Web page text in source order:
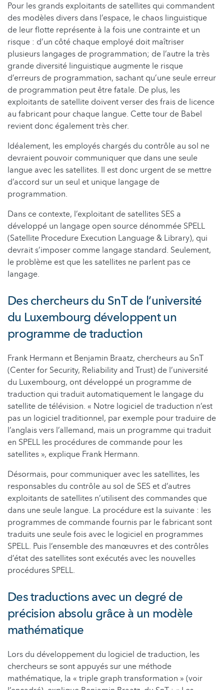
Pour les grands exploitants de satellites qui commandent
des modèles divers dans l’espace, le chaos linguistique
de leur flotte représente à la fois une contrainte et un
risque : d’un côté chaque employé doit maîtriser
plusieurs langages de programmation; de l’autre la très
grande diversité linguistique augmente le risque
d’erreurs de programmation, sachant qu’une seule erreur
de programmation peut être fatale. De plus, les
exploitants de satellite doivent verser des frais de licence
au fabricant pour chaque langue. Cette tour de Babel
revient donc également très cher.
Idéalement, les employés chargés du contrôle au sol ne
devraient pouvoir communiquer que dans une seule
langue avec les satellites. Il est donc urgent de se mettre
d’accord sur un seul et unique langage de
programmation.
Dans ce contexte, l’exploitant de satellites SES a
développé un langage open source dénommée SPELL
(Satellite Procedure Execution Language & Library), qui
devrait s’imposer comme langage standard. Seulement,
le problème est que les satellites ne parlent pas ce
langage.
Des chercheurs du SnT de l’université
du Luxembourg développent un
programme de traduction
Frank Hermann et Benjamin Braatz, chercheurs au SnT
(Center for Security, Reliability and Trust) de l’université
du Luxembourg, ont développé un programme de
traduction qui traduit automatiquement le langage du
satellite de télévision. « Notre logiciel de traduction n’est
pas un logiciel traditionnel, par exemple pour traduire de
l’anglais vers l’allemand, mais un programme qui traduit
en SPELL les procédures de commande pour les
satellites », explique Frank Hermann.
Désormais, pour communiquer avec les satellites, les
responsables du contrôle au sol de SES et d’autres
exploitants de satellites n’utilisent des commandes que
dans une seule langue. La procédure est la suivante : les
programmes de commande fournis par le fabricant sont
traduits une seule fois avec le logiciel en programmes
SPELL. Puis l’ensemble des manœuvres et des contrôles
d’état des satellites sont exécutés avec les nouvelles
procédures SPELL.
Des traductions avec un degré de
précision absolu grâce à un modèle
mathématique
Lors du développement du logiciel de traduction, les
chercheurs se sont appuyés sur une méthode
mathématique, la « triple graph transformation » (voir